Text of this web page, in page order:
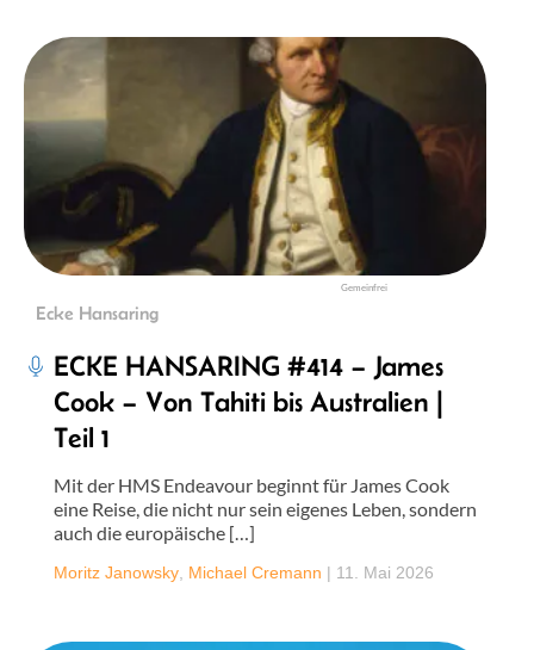
Gemeinfrei
Ecke Hansaring
ECKE HANSARING #414 – James
Cook – Von Tahiti bis Australien |
Teil 1
Mit der HMS Endeavour beginnt für James Cook
eine Reise, die nicht nur sein eigenes Leben, sondern
auch die europäische […]
Moritz Janowsky Michael Cremann | 11. Mai 2026